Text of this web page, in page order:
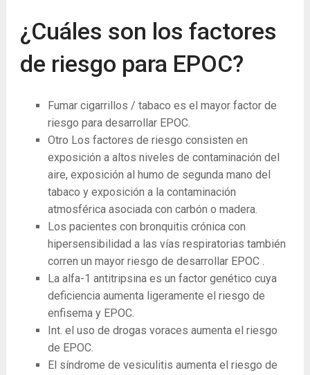
¿Cuáles son los factores
de riesgo para EPOC?
Fumar cigarrillos / tabaco es el mayor factor de
riesgo para desarrollar EPOC.
Otro Los factores de riesgo consisten en
exposición a altos niveles de contaminación del
aire, exposición al humo de segunda mano del
tabaco y exposición a la contaminación
atmosférica asociada con carbón o madera.
Los pacientes con bronquitis crónica con
hipersensibilidad a las vías respiratorias también
corren un mayor riesgo de desarrollar EPOC .
La ​​alfa-1 antitripsina es un factor genético cuya
deficiencia aumenta ligeramente el riesgo de
enfisema y EPOC.
Int. el uso de drogas voraces aumenta el riesgo
de EPOC.
El síndrome de vesiculitis aumenta el riesgo de